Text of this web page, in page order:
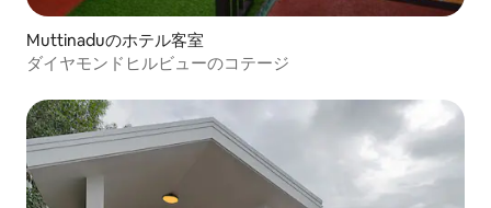
Muttinaduのホテル客室
ダイヤモンドヒルビューのコテージ